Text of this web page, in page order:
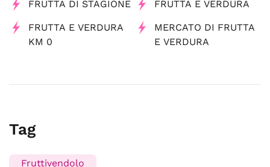
FRUTTA DI STAGIONE FRUTTA E VERDURA
FRUTTA E VERDURA
KM 0
MERCATO DI FRUTTA
E VERDURA
Tag
Fruttivendolo